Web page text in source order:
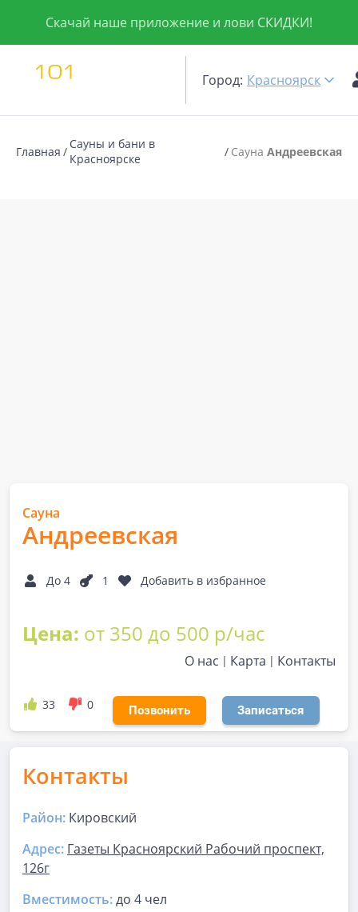
Скачай наше приложение и лови СКИДКИ!
Город: Красноярск
Главная
Сауны и бани в
Красноярске
Сауна Андреевская
Сауна
Андреевская
До 4 1 Добавить в избранное
Цена: от 350 до 500 р/час
О нас Карта Контакты
33 0 Позвонить Записаться
Контакты
Район: Кировский
Адрес: Газеты Красноярский Рабочий проспект,
126г
Вместимость:до 4 чел